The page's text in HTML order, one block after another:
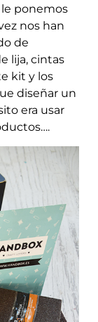
le ponemos
nos han
de
lija, cintas
kit y los
diseñar un
era usar